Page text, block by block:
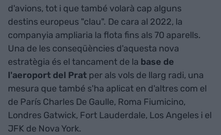
d'avions, tot i que també volarà cap alguns
destins europeus "clau". De cara al 2022, la
companyia ampliaria la flota fins als 70 aparells.
Una de les conseqüències d'aquesta nova
estratègia és el tancament de la base de
l'aeroport del Prat per als vols de llarg radi, una
mesura que també s'ha aplicat en d'altres com el
de París Charles De Gaulle, Roma Fiumicino,
Londres Gatwick, Fort Lauderdale, Los Angeles i el
JFK de Nova York.